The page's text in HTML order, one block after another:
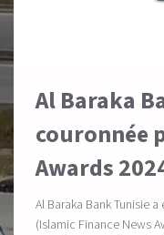
Al Baraka
couronnée
Awards
Al Baraka Bank Tunisie
(Islamic Finance News